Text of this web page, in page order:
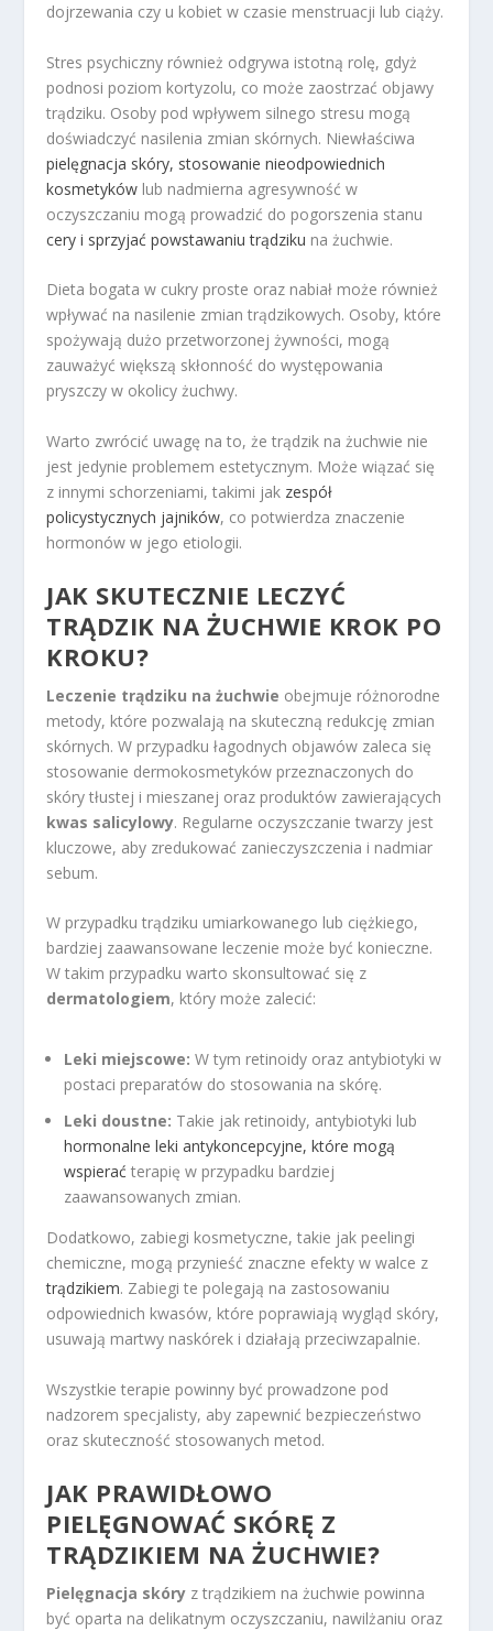
dojrzewania czy u kobiet w czasie menstruacji lub ciąży.
Stres psychiczny również odgrywa istotną rolę, gdyż
podnosi poziom kortyzolu, co może zaostrzać objawy
trądziku. Osoby pod wpływem silnego stresu mogą
doświadczyć nasilenia zmian skórnych. Niewłaściwa
pielęgnacja skóry, stosowanie nieodpowiednich
kosmetyków lub nadmierna agresywność w
oczyszczaniu mogą prowadzić do pogorszenia stanu
cery i sprzyjać powstawaniu trądziku na żuchwie.
Dieta bogata w cukry proste oraz nabiał może również
wpływać na nasilenie zmian trądzikowych. Osoby, które
spożywają dużo przetworzonej żywności, mogą
zauważyć większą skłonność do występowania
pryszczy w okolicy żuchwy.
Warto zwrócić uwagę na to, że trądzik na żuchwie nie
jest jedynie problemem estetycznym. Może wiązać się
z innymi schorzeniami, takimi jak zespół
policystycznych jajników, co potwierdza znaczenie
hormonów w jego etiologii.
JAK SKUTECZNIE LECZYĆ
TRĄDZIK NA ŻUCHWIE KROK PO
KROKU?
Leczenie trądziku na żuchwie obejmuje różnorodne
metody, które pozwalają na skuteczną redukcję zmian
skórnych. W przypadku łagodnych objawów zaleca się
stosowanie dermokosmetyków przeznaczonych do
skóry tłustej i mieszanej oraz produktów zawierających
kwas salicylowy. Regularne oczyszczanie twarzy jest
kluczowe, aby zredukować zanieczyszczenia i nadmiar
sebum.
W przypadku trądziku umiarkowanego lub ciężkiego,
bardziej zaawansowane leczenie może być konieczne.
W takim przypadku warto skonsultować się z
dermatologiem, który może zalecić:
Leki miejscowe: W tym retinoidy oraz antybiotyki w
postaci preparatów do stosowania na skórę.
Leki doustne: Takie jak retinoidy, antybiotyki lub
hormonalne leki antykoncepcyjne, które mogą
wspierać terapię w przypadku bardziej
zaawansowanych zmian.
Dodatkowo, zabiegi kosmetyczne, takie jak peelingi
chemiczne, mogą przynieść znaczne efekty w walce z
trądzikiem. Zabiegi te polegają na zastosowaniu
odpowiednich kwasów, które poprawiają wygląd skóry,
usuwają martwy naskórek i działają przeciwzapalnie.
Wszystkie terapie powinny być prowadzone pod
nadzorem specjalisty, aby zapewnić bezpieczeństwo
oraz skuteczność stosowanych metod.
JAK PRAWIDŁOWO
PIELĘGNOWAĆ SKÓRĘ Z
TRĄDZIKIEM NA ŻUCHWIE?
Pielęgnacja skóry z trądzikiem na żuchwie powinna
być oparta na delikatnym oczyszczaniu, nawilżaniu oraz